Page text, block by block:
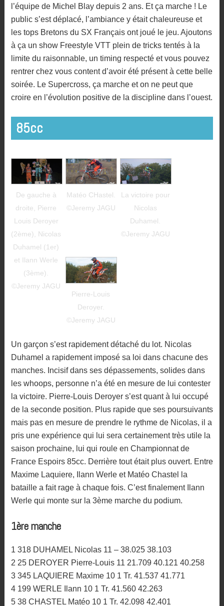
l’équipe de Michel Blay depuis 2 ans. Et ça marche ! Le
public s’est déplacé, l’ambiance y était chaleureuse et
les tops Bretons du SX Français ont joué le jeu. Ajoutons
à ça un show Freestyle VTT plein de tricks tentés à la
limite du raisonnable, un timing respecté et vous pouvez
rentrer chez vous content d’avoir été présent à cette belle
soirée. Le Supercross, ça marche et on ne peut que
croire en l’évolution positive de la discipline dans l’ouest.
85cc
De gauche à
droite, Pierre
Louis Deroyer
(2ème), Nicolas
Duhamel (1er)
et Ilann Werle
(3ème).
©Jeremy JAGU
Matéo CHastel.
©Jeremy JAGU
La victoire pour
Nicolas
Duhamel.
©Jeremy JAGU
Pierre-Louis
Deroyer.
©Jeremy JAGU
Un garçon s’est rapidement détaché du lot. Nicolas
Duhamel a rapidement imposé sa loi dans chacune des
manches. Incisif dans ses dépassements, solides dans
les whoops, personne n’a été en mesure de lui contester
la victoire. Pierre-Louis Deroyer s’est quant à lui occupé
de la seconde position. Plus rapide que ses poursuivants
mais pas en mesure de prendre le rythme de Nicolas, il a
pris une expérience qui lui sera certainement très utile la
saison prochaine, lui qui roule en Championnat de
France Espoirs 85cc. Derrière tout était plus ouvert. Entre
Maxime Laquiere, Ilann Werle et Matéo Chastel la
bataille a fait rage à chaque fois. C’est finalement Ilann
Werle qui monte sur la 3ème marche du podium.
1ère manche
1 318 DUHAMEL Nicolas 11 – 38.025 38.103
2 25 DEROYER Pierre-Louis 11 21.709 40.121 40.258
3 345 LAQUIERE Maxime 10 1 Tr. 41.537 41.771
4 199 WERLE Ilann 10 1 Tr. 41.560 42.263
5 38 CHASTEL Matéo 10 1 Tr. 42.098 42.401